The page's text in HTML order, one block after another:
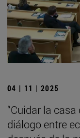
04 | 11 | 2025
“Cuidar la
diálogo entre